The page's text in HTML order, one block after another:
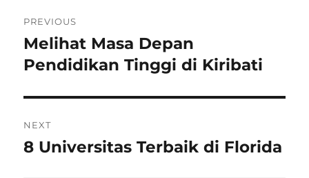
navigation
PREVIOUS
Previous
post:
Melihat Masa Depan
Pendidikan Tinggi di Kiribati
NEXT
Next
8 Universitas Terbaik di Florida